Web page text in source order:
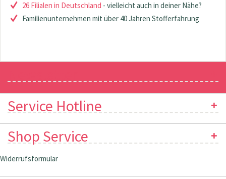
26 Filialen in Deutschland - vielleicht auch in deiner Nähe?
Familienunternehmen mit über 40 Jahren Stofferfahrung
Service Hotline
Shop Service
Widerrufsformular